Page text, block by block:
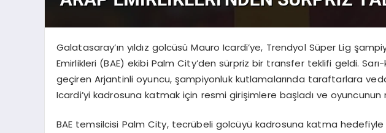
Galatasaray’ın yıldız golcüsü Mauro Icardi’ye, Trendyol Süper Lig
Emirlikleri (BAE) ekibi Palm City’den sürpriz bir transfer teklifi geldi. Sarı-
geçiren Arjantinli oyuncu, şampiyonluk kutlamalarında taraftarlara
Icardi’yi kadrosuna katmak için resmi girişimlere başladı ve
BAE temsilcisi Palm City, tecrübeli golcüyü kadrosuna katma